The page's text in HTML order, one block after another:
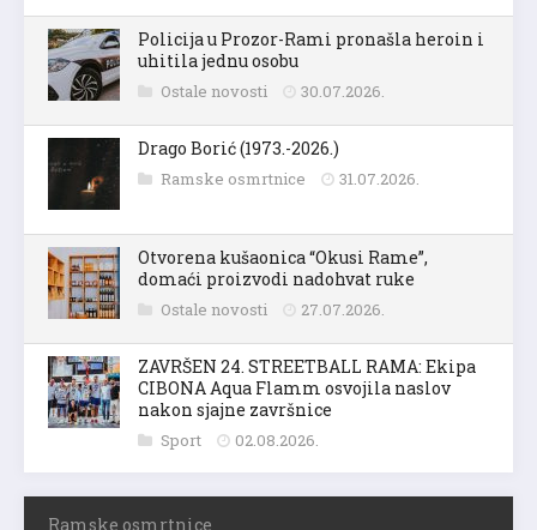
Policija u Prozor-Rami pronašla heroin i
uhitila jednu osobu
Ostale novosti 30.07.2026.
Drago Borić (1973.-2026.)
Ramske osmrtnice 31.07.2026.
Otvorena kušaonica “Okusi Rame”,
domaći proizvodi nadohvat ruke
Ostale novosti 27.07.2026.
ZAVRŠEN 24. STREETBALL RAMA: Ekipa
CIBONA Aqua Flamm osvojila naslov
nakon sjajne završnice
Sport 02.08.2026.
Ramske osmrtnice